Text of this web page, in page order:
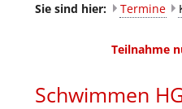
Sie sind hier: Termine
Teilnahme
Schwimmen